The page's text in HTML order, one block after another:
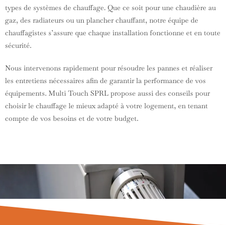
types de systèmes de chauffage. Que ce soit pour une chaudière au
gaz, des radiateurs ou un plancher chauffant, notre équipe de
chauffagistes s’assure que chaque installation fonctionne et en toute
sécurité.
Nous intervenons rapidement pour résoudre les pannes et réaliser
les entretiens nécessaires afin de garantir la performance de vos
équipements. Multi Touch SPRL propose aussi des conseils pour
choisir le chauffage le mieux adapté à votre logement, en tenant
compte de vos besoins et de votre budget.